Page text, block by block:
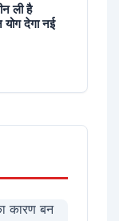
ली है
देगा नई